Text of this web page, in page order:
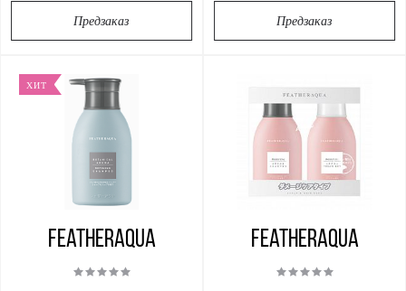
Предзаказ Предзаказ
ХИТ
Featheraqua Featheraqua